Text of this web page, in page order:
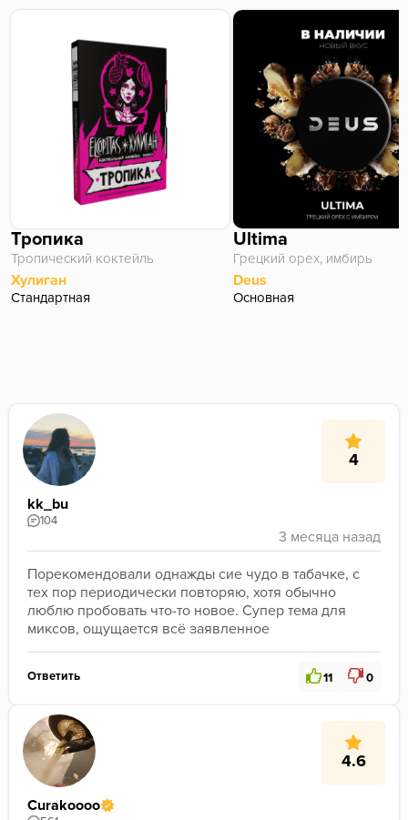
Тропика
Тропический коктейль
Хулиган
Стандартная
Ultima
Грецкий орех, имбирь
Deus
Основная
4
kk_bu
104
Порекомендовали однажды сие чудо в табачке, с
тех пор периодически повторяю, хотя обычно
люблю пробовать что-то новое. Супер тема для
миксов, ощущается всё заявленное
Ответить 11 0
4.6
Curakoooo